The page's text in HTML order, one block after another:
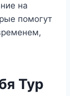
на
помогут
Тур